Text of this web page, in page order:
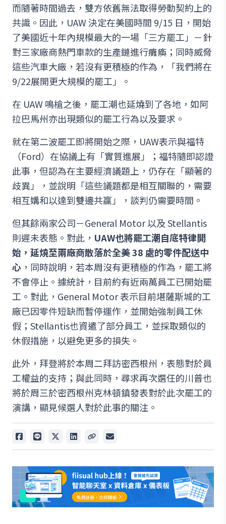
而隨著時間過去，雙方依舊無法取得勞動契約上的
共識。因此，UAW 決定在美國時間 9/15 日，開始
了美國近十年內規模最大的一場「三方罷工」－針
對三家廠商熱門車款的生產鏈進行癱瘓；同時威脅
這些汽車大廠，若沒有更積極的作為，「我們將在
9/22展開更大規模的罷工」。
在 UAW 鳴槍之後，罷工潮也延燒到了各地，如阿
拉巴馬州亦出現類似的罷工行為以及要求。
就在第二波罷工即將開始之際，UAW表示與福特
（Ford）在協議上有「實質進展」；福特隨即認證
此事，但認為在主要經濟議題上，仍存在「顯著的
歧異」，並說明「這些議題都是相互關聯的，需要
相互媾和以達到雙邊共贏」，談判仍需要時間。
但其餘兩家公司－General Motor 以及 Stellantis
則遲未表態。對此， UAW也將罷工潮自底特律開
始，延燒至兩廠商散落於全美 38 處的零件配送中
心 ，同時說明，若本周沒有更積極的作為，罷工將
不會停止。據統計，目前約有近兩萬員工已開始罷
工。對此，General Motor 表示目前堪薩斯城的工
廠已因零件短缺而暫停運作，並開始強制員工休
假；Stellantis也資遣了部分員工，並採取類似的
休假措施，以避免更多的損失。
此外，拜登將於本周二拜訪密西根州，表態對於員
工權益的支持；與此同時，尋求再次選任的川普也
將於周三於密西根州克林頓鎮發表對於此次罷工的
演講，顯見候選人對於此事的關注。